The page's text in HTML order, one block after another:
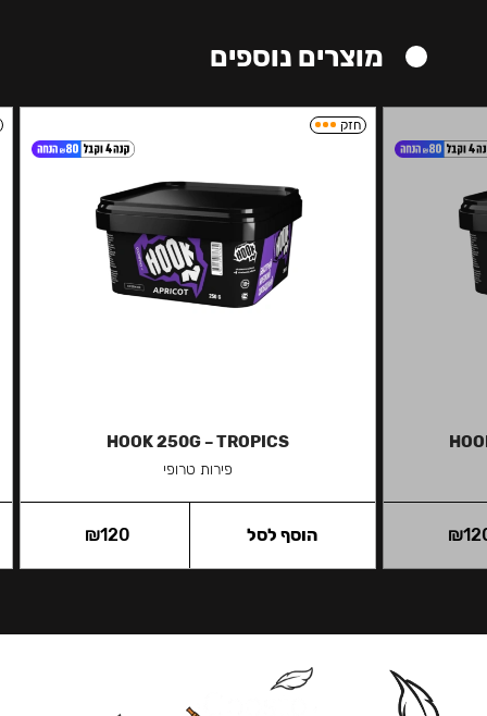
מוצרים נוספים
₪
חזק
HOOK 250G – TROPICS
פירות טרופי
₪120 הוסף לסל